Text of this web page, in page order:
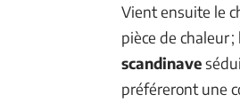
Vient ensuite le
pièce de chaleur
scandinave
préféreront une